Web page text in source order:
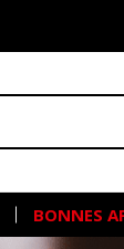
BONNES